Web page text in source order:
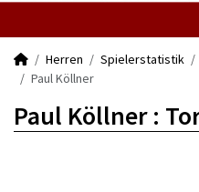
Herren Spielerstatistik
Paul Köllner
Paul Köllner :